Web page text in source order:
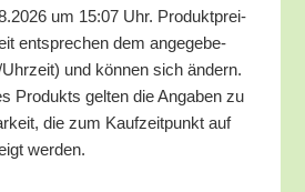
um 15:07 Uhr. Pro­dukt­prei­
ent­spre­chen dem ange­ge­be­
und kön­nen sich ändern.
Pro­dukts gel­ten die Anga­ben zu
die zum Kauf­zeit­punkt auf
werden.